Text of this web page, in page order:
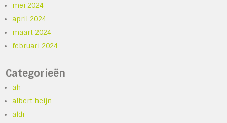
mei 2024
april 2024
maart 2024
februari 2024
Categorieën
ah
albert heijn
aldi